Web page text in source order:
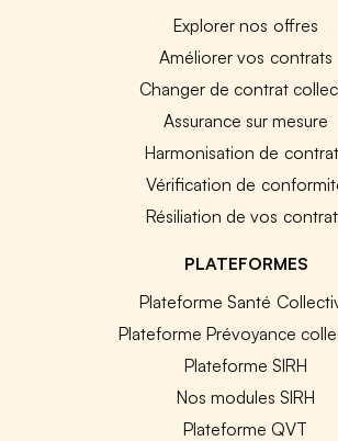
Explorer nos offres
Améliorer vos contrats
Changer de contrat
Assurance sur mesure
Harmonisation de
Vérification de
Résiliation de vos
PLATEFORMES
Plateforme Santé
Plateforme Prévoyance
Plateforme SIRH
Nos modules SIRH
Plateforme QVT